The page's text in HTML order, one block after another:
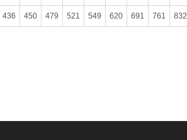
436 450 479 521 549 620 691 761 832